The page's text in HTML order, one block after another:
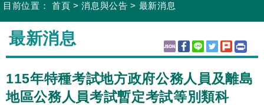
目前位置： 首頁 >消息與公告 > 最新消息
:::
最新消息
115年特種考試地方政府公務人員及離島
地區公務人員考試暫定考試等別類科